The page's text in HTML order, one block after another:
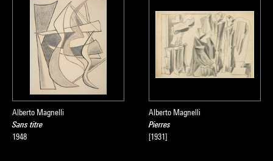
Alberto Magnelli
Sans titre
1948
Alberto Magnelli
Pierres
[1931]